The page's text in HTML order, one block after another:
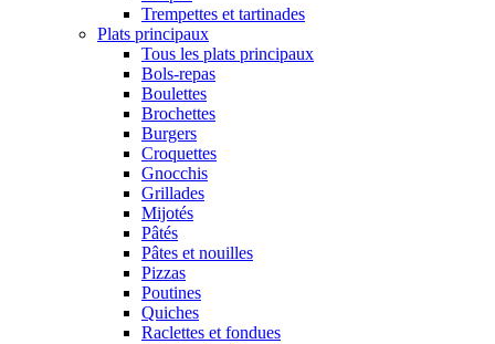
Trempettes et tartinades
Plats principaux
Tous les plats principaux
Bols-repas
Boulettes
Brochettes
Burgers
Croquettes
Gnocchis
Grillades
Mijotés
Pâtés
Pâtes et nouilles
Pizzas
Poutines
Quiches
Raclettes et fondues